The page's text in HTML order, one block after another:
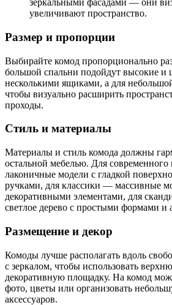
зеркальными фасадами — они
увеличивают пространство.
Размер и пропорции
Выбирайте комод пропорционально
большой спальни подойдут высокие и
несколькими ящиками, а для
чтобы визуально расширить
проходы.
Стиль и материалы
Материалы и стиль комода должны
остальной мебелью. Для современного
лаконичные модели с гладкой
ручками, для классики — массивные
декоративными элементами, для
светлое дерево с простыми формами и
Размещение и декор
Комоды лучше располагать вдоль
с зеркалом, чтобы использовать
декоративную площадку. На комод
фото, цветы или организовать
аксессуаров.